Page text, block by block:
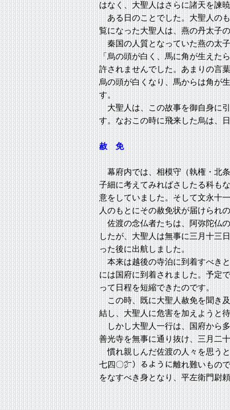
はなく、大聖人はさらに諸天を諫
ある日のことでした。大聖人の
覧になった大聖人は、燕の丹太子
秦国の人質となっていた燕の太
「烏の頭が白く、馬に角が生えた
許されませんでした。あまりの言
烏の頭が白くなり、馬からは角が
す。
大聖人は、この故事を御自身に
す。なおこの時に飛来した烏は、
赦 免
幕府内では、相模守（執権・北
子細に考えてみればさしたる科も
意をしていました。そして文永十
人のもとにその赦免状が届けられ
佐渡の念仏者たちは、阿弥陀仏
したが、大聖人は無事に三月十三
った後に出航しました。
本来は越後の寺泊に到着すべき
には国府に到着されました。予定
って日程を短縮できたのです。
この時、既に大聖人赦免を聞き
結し、大聖人に危害を加えようと
しかし大聖人一行は、国府から
善光寺を無事に通り抜け、三月二
慣れ親しんだ佐渡の人々を思う
七四〇㌻）るように離れ難いもの
をなすべき身となり、平左衛門尉